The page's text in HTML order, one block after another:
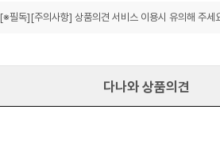
[※필독][주의사항] 상품의견 서비스 이용시 유의해 주세
다나와 상품의견